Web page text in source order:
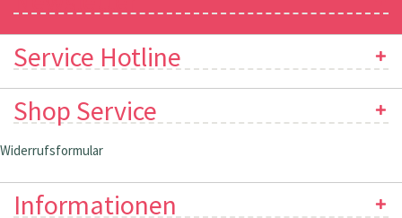
Service Hotline
Shop Service
Widerrufsformular
Informationen